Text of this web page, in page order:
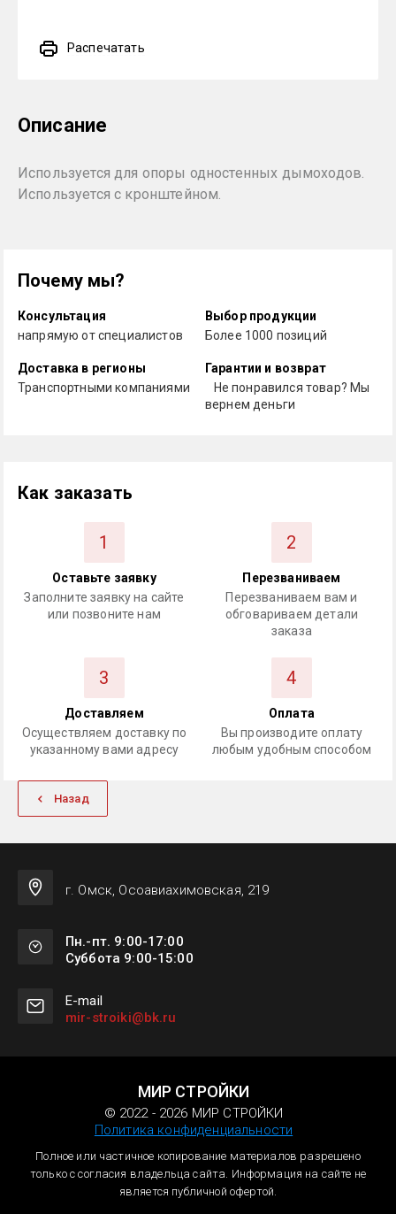
Распечатать
Описание
Используется для опоры одностенных дымоходов.
Используется с кронштейном.
Почему мы?
Консультация
напрямую от специалистов
Выбор продукции
Более 1000 позиций
Доставка в регионы
Транспортными компаниями
Гарантии и возврат
Не понравился товар? Мы
вернем деньги
Как заказать
1
Оставьте заявку
Заполните заявку на сайте
или позвоните нам
2
Перезваниваем
Перезваниваем вам и
обговариваем детали
заказа
3
Доставляем
Осуществляем доставку по
указанному вами адресу
4
Оплата
Вы производите оплату
любым удобным способом
Назад
г. Омск, Осоавиахимовская, 219
Пн.-пт. 9:00-17:00
Суббота 9:00-15:00
Е-mail
mir-stroiki@bk.ru
МИР СТРОЙКИ
© 2022 - 2026 МИР СТРОЙКИ
Политика конфиденциальности
Полное или частичное копирование материалов разрешено
только с согласия владельца сайта. Информация на сайте не
является публичной офертой.